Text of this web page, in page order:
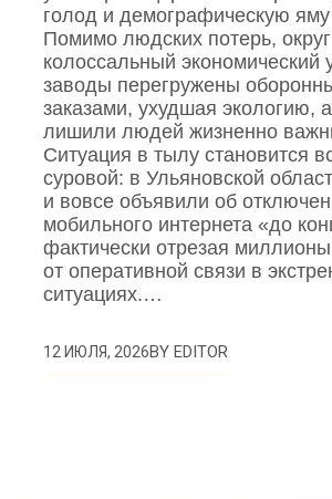
голод и демографическую яму
Помимо людских потерь,
колоссальный экономический
заводы перегружены
заказами, ухудшая экологию,
лишили людей жизненно
Ситуация в тылу становится
суровой: в Ульяновской
и вовсе объявили об
мобильного интернета «до
фактически отрезая
от оперативной связи в
ситуациях.…
12 ИЮЛЯ, 2026BYEDITOR